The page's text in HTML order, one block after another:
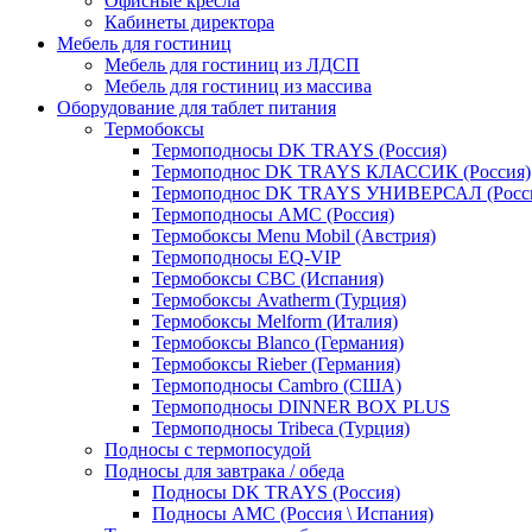
Кабинеты директора
Мебель для гостиниц
Мебель для гостиниц из ЛДСП
Мебель для гостиниц из массива
Оборудование для таблет питания
Термобоксы
Термоподносы DK TRAYS (Россия)
Термоподнос DK TRAYS КЛАССИК (Россия)
Термоподнос DK TRAYS УНИВЕРСАЛ
Термоподносы AMC (Россия)
Термобоксы Menu Mobil (Австрия)
Термоподносы EQ-VIP
Термобоксы CBC (Испания)
Термобоксы Avatherm (Турция)
Термобоксы Melform (Италия)
Термобоксы Blanco (Германия)
Термобоксы Rieber (Германия)
Термоподносы Cambro (США)
Термоподносы DINNER BOX PLUS
Термоподносы Tribeca (Турция)
Подносы с термопосудой
Подносы для завтрака / обеда
Подносы DK TRAYS (Россия)
Подносы AMC (Россия \ Испания)